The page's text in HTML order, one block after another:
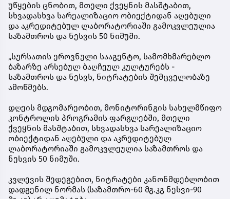
უწყების ცნობით, მთელი ქვეყნის მასშტაბით,
სხვადასხვა სარეალიზაციო ობიექტიდან აღებული
და აკრედიტებულ ლაბორატორიაში გამოკვლეულია
საზამთროს და ნესვის 50 ნიმუში.
„სურსათის ეროვნული სააგენტო, სამომხმარებლო
ბაზარზე არსებულ ბაღჩეულ კულტურებს -
საზამთროს და ნესვს, ნიტრატების შემცველობაზე
ამოწმებს.
დღეის მდგომარეობით, მონიტორინგის სახელმწიფო
კონტროლის პროგრამის ფარგლებში, მთელი
ქვეყნის მასშტაბით, სხვადასხვა სარეალიზაციო
ობიექტიდან აღებული და აკრედიტებულ
ლაბორატორიაში გამოკვლეულია საზამთროს და
ნესვის 50 ნიმუში.
კვლევის შედეგებით, ნიტრატები კანონმდებლობით
დადგენილ ნორმას (საზამთრო-60 მგ.კგ ნესვი-90